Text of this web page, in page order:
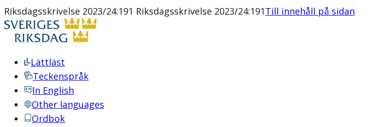
Riksdagsskrivelse 2023/24:191 Riksdagsskrivelse 2023/24:191Till innehåll på sidan
Lättläst
Teckenspråk
In English
Other languages
Ordbok